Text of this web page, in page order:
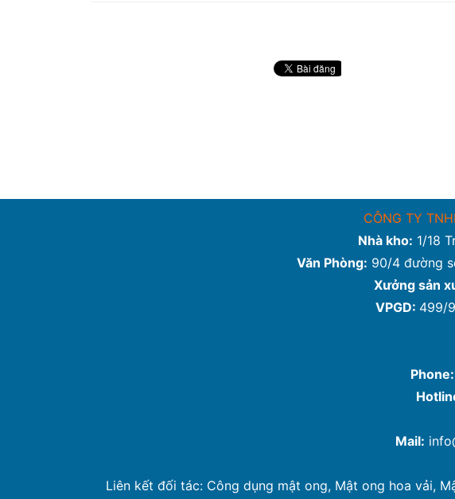
CÔNG TY
Nhà kho: 1/18
Văn Phòng: 90/4 đường
Xưởng sản
VPGD: 499/
Phone:
Mail:
Liên kết đối tác: Công dụng mật ong, Mật ong hoa vải,